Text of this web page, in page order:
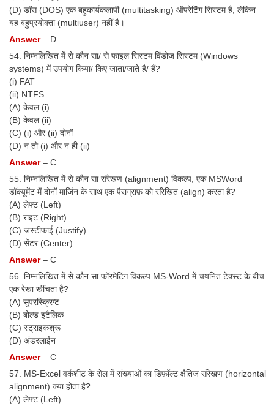
(D) डॉस (DOS) एक बहुकार्यकलापी (multitasking) ऑपरेटिंग सिस्टम है, लेकिन
यह बहुप्रयोक्ता (multiuser) नहीं है।
Answer– D
54. निम्नलिखित में से कौन सा/ से फाइल सिस्टम विंडोज सिस्टम (Windows
systems) में उपयोग किया/ किए जाता/जाते है/ हैं?
(i) FAT
(ii) NTFS
(A) केवल (i)
(B) केवल (ii)
(C) (i) और (ii) दोनों
(D) न तो (i) और न ही (ii)
Answer– C
55. निम्नलिखित में से कौन सा संरेखण (alignment) विकल्प, एक MSWord
डॉक्यूमेंट में दोनों मार्जिन के साथ एक पैराग्राफ़ को संरेखित (align) करता है?
(A) लेफ्ट (Left)
(B) राइट (Right)
(C) जस्टीफाई (Justify)
(D) सेंटर (Center)
Answer– C
56. निम्नलिखित में से कौन सा फॉरमेटिंग विकल्प MS-Word में चयनित टेक्स्ट के बीच
एक रेखा खींचता है?
(A) सुपरस्क्रिप्ट
(B) बोल्ड इटैलिक
(C) स्ट्राइकश्रू
(D) अंडरलाईन
Answer– C
57. MS-Excel वर्कशीट के सेल में संख्याओं का डिफ़ॉल्ट क्षैतिज संरेखण (horizontal
alignment) क्या होता है?
(A) लेफ्ट (Left)